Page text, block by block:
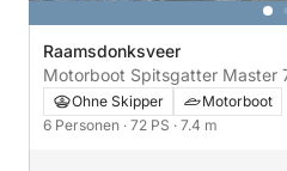
Raamsdonksveer
Ohne Skipper
Motorboot
6 Personen · 72 PS · 7.4 m